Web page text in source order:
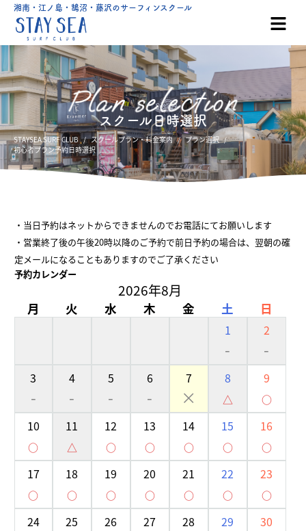
湘南・江ノ島・鵠沼・藤沢のサーフィンスクール
スクール日時選択
STAYSEA SURF CLUB スクールプラン・料金案内
プラン選択
初心者プラン予約日時選択
・当日予約はネットからできませんのでお電話にてお願いします
・営業終了後の午後20時以降のご予約で前日予約の場合は、翌朝の確
定メールになることもありますのでご了承ください
予約カレンダー
2026年8月
月 火 水 木 金 土 日
1
-
2
-
3
-
4
-
5
-
6
-
7
×
8
△
9
○
10
○
11
△
12
○
13
○
14
○
15
○
16
○
17
○
18
○
19
○
20
○
21
○
22
○
23
○
24 25 26 27 28 29 30